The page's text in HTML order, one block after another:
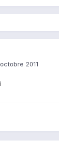
2011